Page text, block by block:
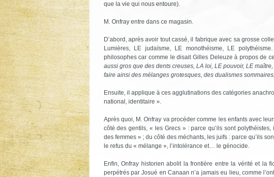
que la vie qui nous entoure).
M. Onfray entre dans ce magasin.
D’abord, après avoir tout cassé, il fabrique avec sa grosse
Lumières, LE judaïsme, LE monothéisme, LE
philosophes car comme le disait Gilles Deleuze à propos de
aussi gros que des dents creuses, LA loi, LE pouvoir, LE
faire ainsi des mélanges grotesques, des dualismes
Ensuite, il applique à ces agglutinations des catégories
national, identitaire ».
Après quoi, M. Onfray va procéder comme les enfants avec
côté des gentils, « les Grecs » : parce qu’ils sont
des femmes » ; du côté des méchants, les juifs : parce qu’ils
le refus du « mélange », l’intolérance et… le génocide.
Enfin, Onfray historien abolit la frontière entre la vérité et la
perpétrés par Josué en Canaan n’a jamais eu lieu, comme